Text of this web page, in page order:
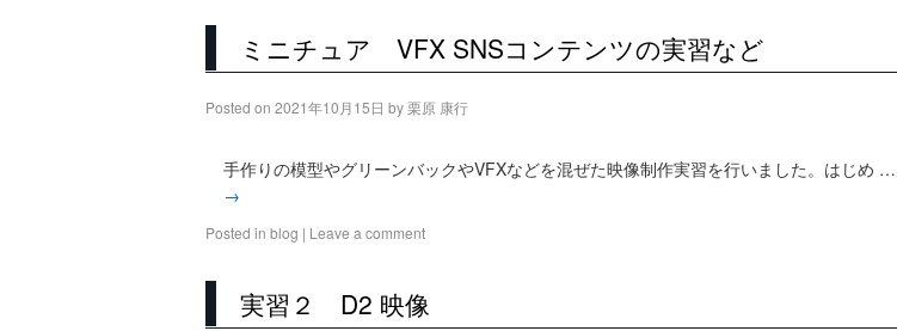
ミニチュア VFX SNSコンテンツの実習など
Posted on 2021年10月15日 by栗原 康行
手作りの模型やグリーンバックやVFXなどを混ぜた映像制作実習を行いました。はじめ …
→
Posted in blog | Leave a comment
実習２ D2 映像